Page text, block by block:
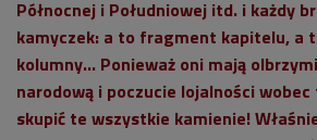
Północnej i Południowej itd. i każdy
kamyczek: a to fragment kapitelu, a
kolumny... Ponieważ oni mają
narodową i poczucie lojalności
skupić te wszystkie kamienie!